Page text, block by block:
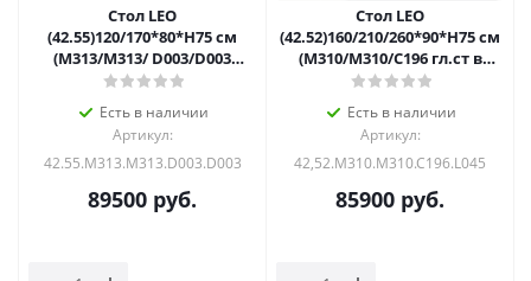
Стол LEO
(42.55)120/170*80*Н75 см
(М313/M313/ D003/D003
серый камень)
Есть в наличии
Артикул:
42.55.M313.M313.D003.D003
89500 руб.
Стол LEO
(42.52)160/210/260*90*Н75 см
(М310/M310/С196 гл.ст в
цв.антр/L045 антр)
Есть в наличии
Артикул:
42,52.M310.M310.C196.L045
85900 руб.